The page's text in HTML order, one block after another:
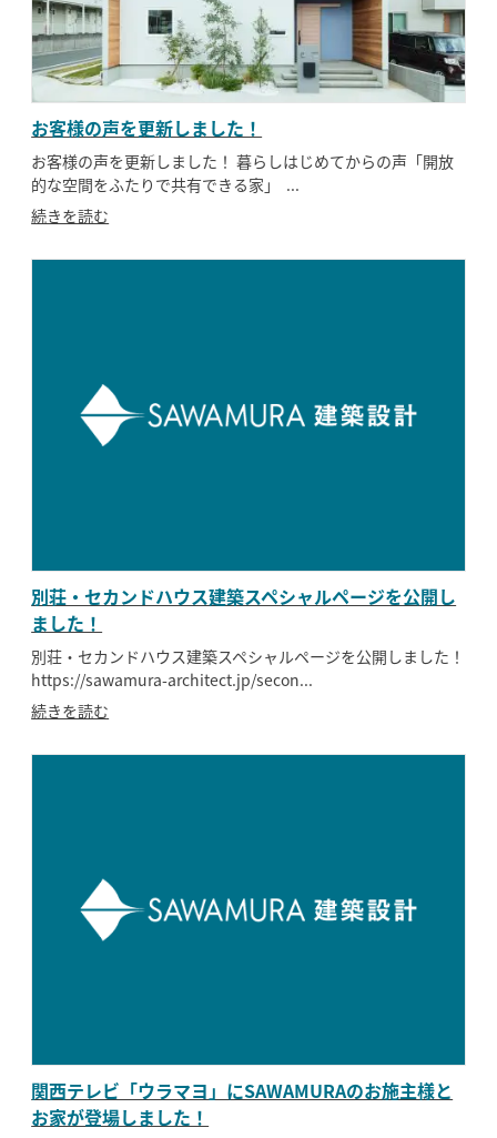
お客様の声を更新しました！
お客様の声を更新しました！ 暮らしはじめてからの声「開放
的な空間をふたりで共有できる家」 ...
続きを読む
別荘・セカンドハウス建築スペシャルページを公開し
ました！
別荘・セカンドハウス建築スペシャルページを公開しました！
https://sawamura-architect.jp/secon...
続きを読む
関西テレビ「ウラマヨ」にSAWAMURAのお施主様と
お家が登場しました！